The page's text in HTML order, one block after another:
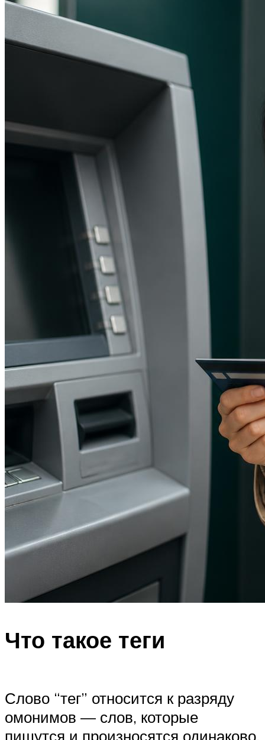
Что такое теги
Слово “тег” относится к разряду
омонимов — слов, которые
пишутся и произносятся одинаково,